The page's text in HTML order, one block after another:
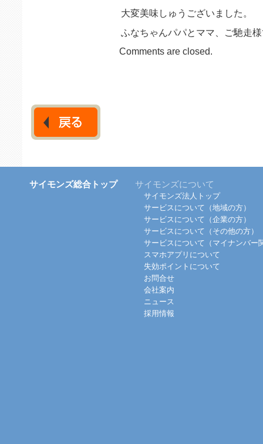
大変美味しゅうございました。
ふなちゃんパパとママ、ご馳走
Comments are closed.
サイモンズ総合トップ サイモンズについて
サイモンズ法人トップ
サービスについて（地域の方）
サービスについて（企業の方）
サービスについて（その他の方）
サービスについて（マイナンバー
スマホアプリについて
失効ポイントについて
お問合せ
会社案内
ニュース
採用情報